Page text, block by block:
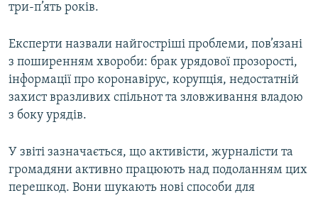
три-п’ять років.
Експерти назвали найгостріші проблеми, пов’язані
з поширенням хвороби: брак урядової прозорості,
інформації про коронавірус, корупція, недостатній
захист вразливих спільнот та зловживання владою
з боку урядів.
У звіті зазначається, що активісти, журналісти та
громадяни активно працюють над подоланням цих
перешкод. Вони шукають нові способи для